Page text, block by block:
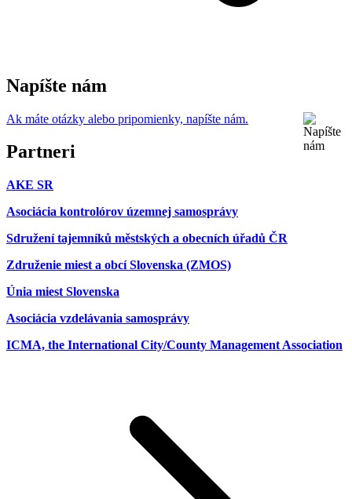
Napíšte nám
Ak máte otázky alebo pripomienky, napíšte nám.
Partneri
AKE SR
Asociácia kontrolórov územnej samosprávy
Sdružení tajemníků městských a obecních úřadů ČR
Združenie miest a obcí Slovenska (ZMOS)
Únia miest Slovenska
Asociácia vzdelávania samosprávy
ICMA, the International City/County Management Association